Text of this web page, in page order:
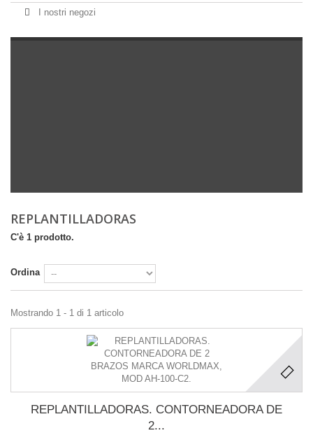
I nostri negozi
REPLANTILLADORAS
C'è 1 prodotto.
Ordina
Mostrando 1 - 1 di 1 articolo
REPLANTILLADORAS. CONTORNEADORA DE
2...